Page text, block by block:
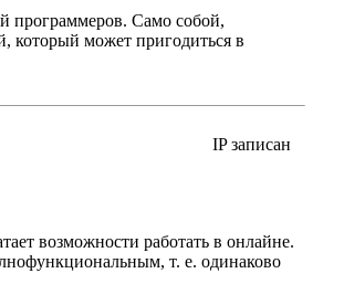
программеров. Само собой,
который может пригодиться в
IP записан
возможности работать в онлайне.
т. е. одинаково